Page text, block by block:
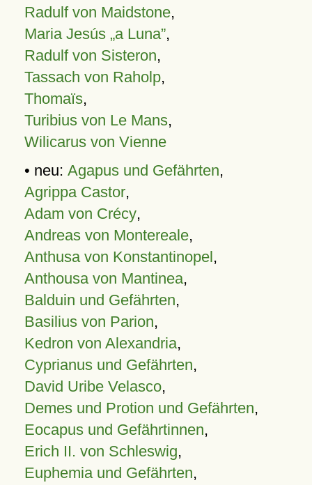
Radulf von Maidstone,
Maria Jesús „a Luna”,
Radulf von Sisteron,
Tassach von Raholp,
Thomaïs,
Turibius von Le Mans,
Wilicarus von Vienne
• neu: Agapus und Gefährten,
Agrippa Castor,
Adam von Crécy,
Andreas von Montereale,
Anthusa von Konstantinopel,
Anthousa von Mantinea,
Balduin und Gefährten,
Basilius von Parion,
Kedron von Alexandria,
Cyprianus und Gefährten,
David Uribe Velasco,
Demes und Protion und Gefährten,
Eocapus und Gefährtinnen,
Erich II. von Schleswig,
Euphemia und Gefährten,